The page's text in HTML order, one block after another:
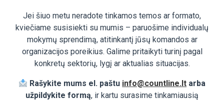
Jei šiuo metu neradote tinkamos temos ar formato,
kviečiame susisiekti su mumis – paruošime individualų
mokymų sprendimą, atitinkantį jūsų komandos ar
organizacijos poreikius. Galime pritaikyti turinį pagal
konkretų sektorių, lygį ar aktualias situacijas.
Rašykite mums el. paštu info@countline.lt arba
užpildykite formą, ir kartu surasime tinkamiausią